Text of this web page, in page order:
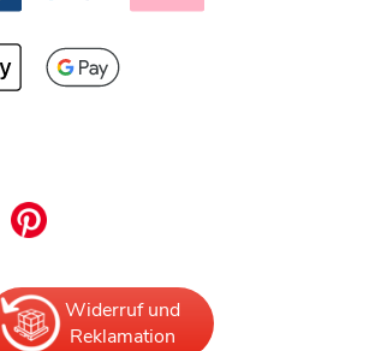
Widerruf und
Reklamation